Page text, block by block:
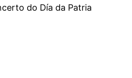
do Día da Patria